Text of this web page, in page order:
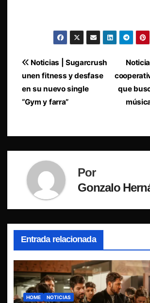
Navegación
de
entradas
que
Noticias | Sugarcrush
unen fitness y desfase
en su nuevo single
“Gym y farra”
Por
Gonzalo
Entrada relacionada
HOME NOTICIAS